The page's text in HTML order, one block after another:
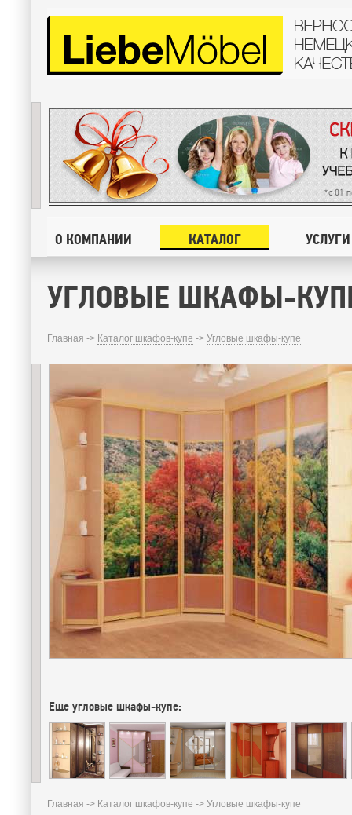
О КОМПАНИИ КАТАЛОГ УСЛУГИ
УГЛОВЫЕ ШКАФЫ-
Главная -> Каталог шкафов-купе -> Угловые шкафы-купе
Еще угловые шкафы-купе:
Главная -> Каталог шкафов-купе -> Угловые шкафы-купе